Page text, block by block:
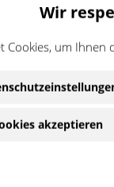
für
handelt es
des
Wir
Cookies, um
akzeptieren